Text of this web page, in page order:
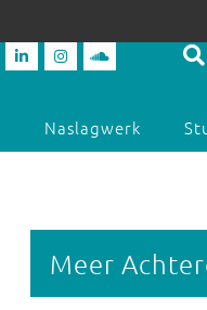
Naslagwerk
Meer